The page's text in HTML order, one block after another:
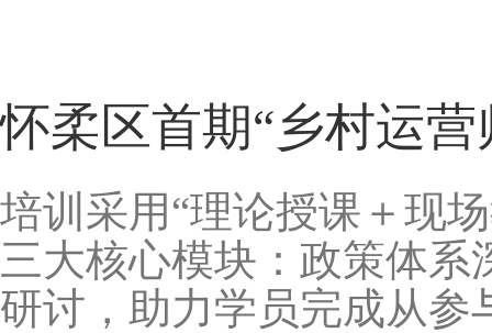
怀柔区首期“乡村运
培训采用“理论授课＋现
三大核心模块：政策体
研讨，助力学员完成从参